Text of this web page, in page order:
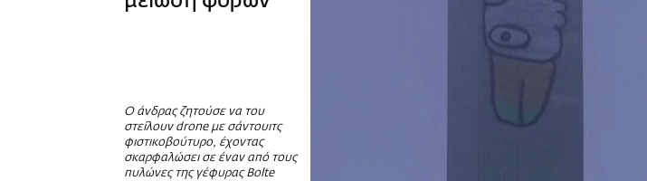
Ο άνδρας ζητούσε να του
στείλουν drone με σάντουιτς
φιστικοβούτυρο, έχοντας
σκαρφαλώσει σε έναν από τους
πυλώνες της γέφυρας Bolte